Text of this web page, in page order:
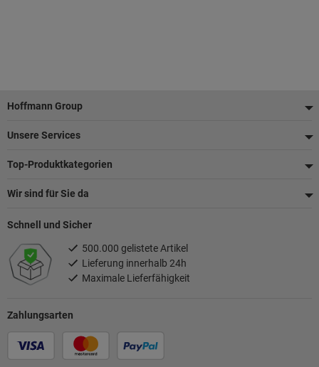
Fußzeile
Hoffmann Group
Unsere Services
Top-Produktkategorien
Wir sind für Sie da
Zahlungsarten
Schnell und Sicher
500.000 gelistete Artikel
Lieferung innerhalb 24h
Maximale Lieferfähigkeit